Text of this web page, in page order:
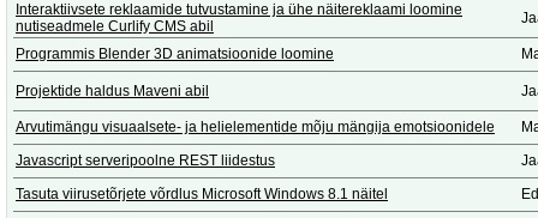
Interaktiivsete reklaamide tutvustamine ja ühe näitereklaami loomine
nutiseadmele Curlify CMS abil
Programmis Blender 3D animatsioonide loomine
Projektide haldus Maveni abil
Arvutimängu visuaalsete- ja helielementide mõju mängija emotsioonidele
Javascript serveripoolne REST liidestus
Tasuta viirusetõrjete võrdlus Microsoft Windows 8.1 näitel